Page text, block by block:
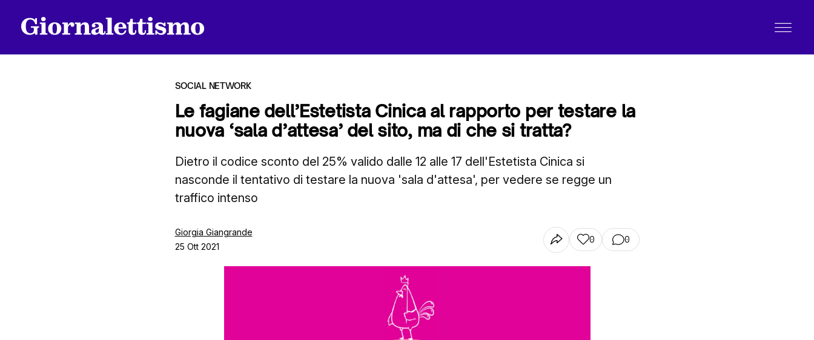
SOCIAL NETWORK
Le fagiane dell’Estetista Cinica al rapporto per testare la
nuova ‘sala d’attesa’ del sito, ma di che si tratta?
Dietro il codice sconto del 25% valido dalle 12 alle 17 dell'Estetista Cinica si
nasconde il tentativo di testare la nuova 'sala d'attesa', per vedere se regge un
traffico intenso
Giorgia Giangrande
25 Ott 2021
0 0